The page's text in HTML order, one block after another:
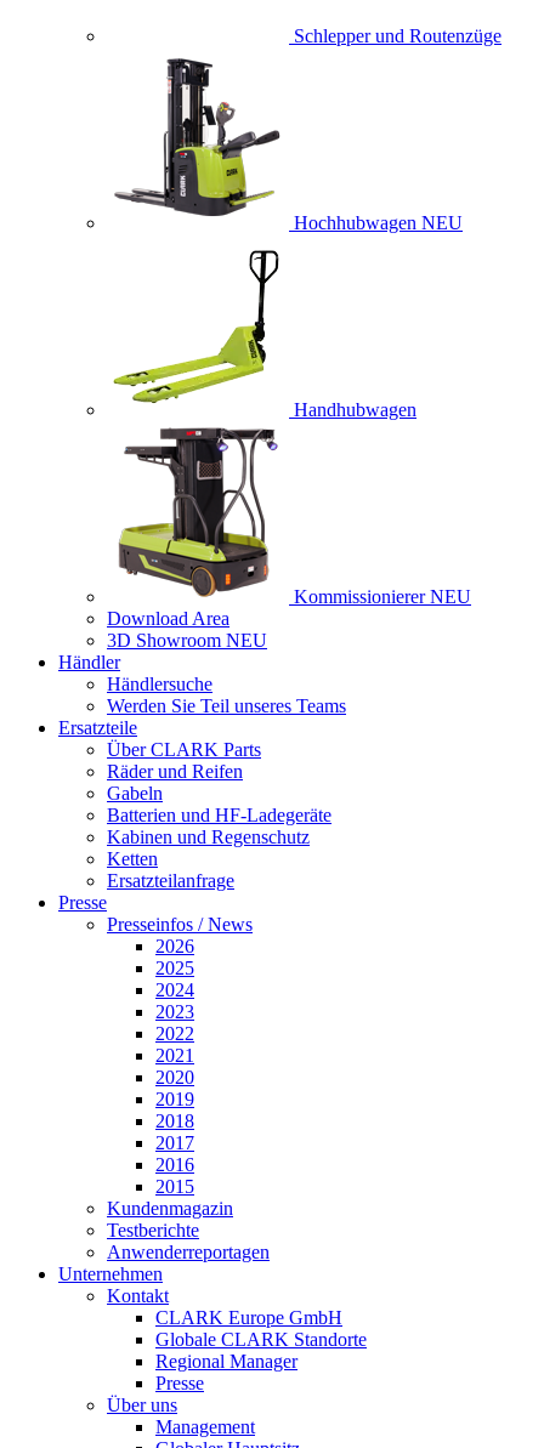
Schlepper und Routenzüge
Hochhubwagen NEU
Handhubwagen
Kommissionierer NEU
Download Area
3D Showroom NEU
Händler
Händlersuche
Werden Sie Teil unseres Teams
Ersatzteile
Über CLARK Parts
Räder und Reifen
Gabeln
Batterien und HF-Ladegeräte
Kabinen und Regenschutz
Ketten
Ersatzteilanfrage
Presse
Presseinfos / News
2026
2025
2024
2023
2022
2021
2020
2019
2018
2017
2016
2015
Kundenmagazin
Testberichte
Anwenderreportagen
Unternehmen
Kontakt
CLARK Europe GmbH
Globale CLARK Standorte
Regional Manager
Presse
Über uns
Management